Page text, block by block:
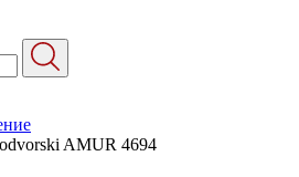
AMUR 4694